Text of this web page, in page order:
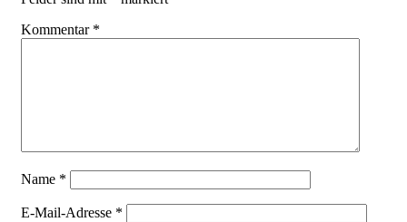
Kommentar *
Name *
E-Mail-Adresse *